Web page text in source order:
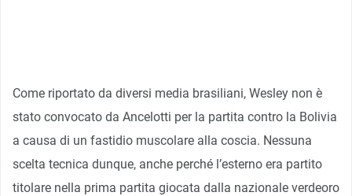
Come riportato da diversi media brasiliani, Wesley non è
stato convocato da Ancelotti per la partita contro la Bolivia
a causa di un fastidio muscolare alla coscia. Nessuna
scelta tecnica dunque, anche perché l’esterno era partito
titolare nella prima partita giocata dalla nazionale verdeoro